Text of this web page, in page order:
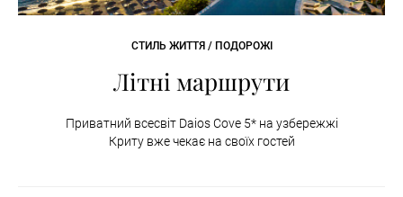
СТИЛЬ ЖИТТЯ / ПОДОРОЖІ
Літні маршрути
Приватний всесвіт Daios Cove 5* на узбережжі
Криту вже чекає на своїх гостей